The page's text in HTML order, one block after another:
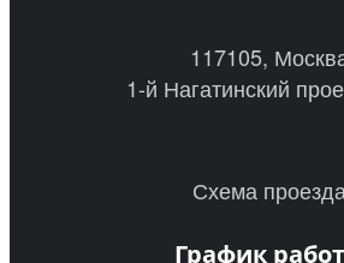
117105,
1-й Нагатинский
Схема
График